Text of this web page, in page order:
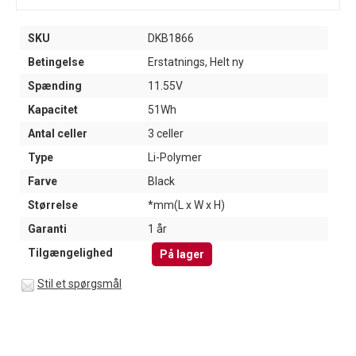
SKU
DKB1866
Betingelse
Erstatnings, Helt ny
Spænding
11.55V
Kapacitet
51Wh
Antal celler
3 celler
Type
Li-Polymer
Farve
Black
Størrelse
*mm(L x W x H)
Garanti
1 år
Tilgængelighed
På lager
Stil et spørgsmål